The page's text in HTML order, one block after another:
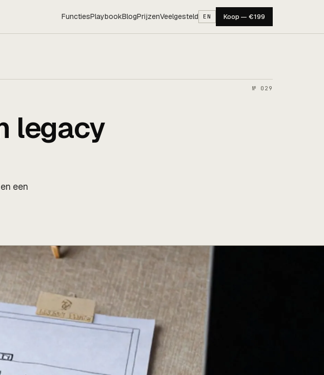
FunctiesPlaybookBlogPrijzenVeelgesteld EN Koop — €199
№ 029
legacy
een